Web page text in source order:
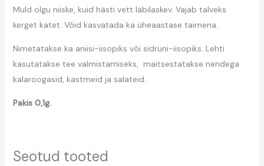
Muld olgu niiske, kuid hästi vett läbilaskev. Vajab talveks
kerget katet. Võid kasvatada ka üheaastase taimena.
Nimetatakse ka aniisi-iisopiks või sidruni-iisopiks. Lehti
kasutatakse tee valmistamiseks, maitsestatakse nendega
kalaroogasid, kastmeid ja salateid.
Pakis 0,1g.
Seotud tooted